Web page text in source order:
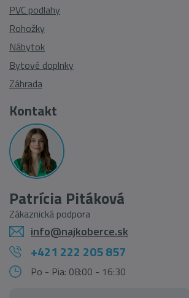
PVC podlahy
Rohožky
Nábytok
Bytové doplnky
Záhrada
Kontakt
Patrícia Pitáková
Zákaznická podpora
info@najkoberce.sk
+421 222 205 857
Po - Pia: 08:00 - 16:30